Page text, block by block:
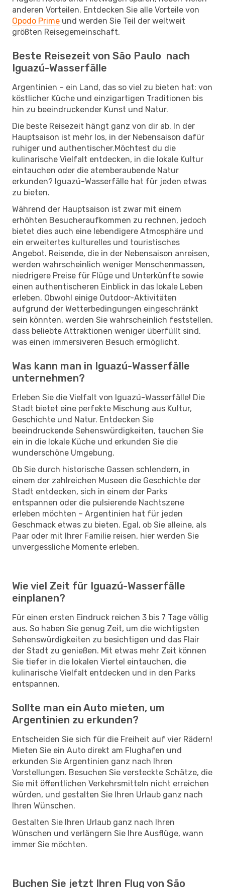
anderen Vorteilen. Entdecken Sie alle Vorteile von
Opodo Prime und werden Sie Teil der weltweit
größten Reisegemeinschaft.
Beste Reisezeit von São Paulo nach
Iguazú-Wasserfälle
Argentinien – ein Land, das so viel zu bieten hat: von
köstlicher Küche und einzigartigen Traditionen bis
hin zu beeindruckender Kunst und Natur.
Die beste Reisezeit hängt ganz von dir ab. In der
Hauptsaison ist mehr los, in der Nebensaison dafür
ruhiger und authentischer.Möchtest du die
kulinarische Vielfalt entdecken, in die lokale Kultur
eintauchen oder die atemberaubende Natur
erkunden? Iguazú-Wasserfälle hat für jeden etwas
zu bieten.
Während der Hauptsaison ist zwar mit einem
erhöhten Besucheraufkommen zu rechnen, jedoch
bietet dies auch eine lebendigere Atmosphäre und
ein erweitertes kulturelles und touristisches
Angebot. Reisende, die in der Nebensaison anreisen,
werden wahrscheinlich weniger Menschenmassen,
niedrigere Preise für Flüge und Unterkünfte sowie
einen authentischeren Einblick in das lokale Leben
erleben. Obwohl einige Outdoor-Aktivitäten
aufgrund der Wetterbedingungen eingeschränkt
sein könnten, werden Sie wahrscheinlich feststellen,
dass beliebte Attraktionen weniger überfüllt sind,
was einen immersiveren Besuch ermöglicht.
Was kann man in Iguazú-Wasserfälle
unternehmen?
Erleben Sie die Vielfalt von Iguazú-Wasserfälle! Die
Stadt bietet eine perfekte Mischung aus Kultur,
Geschichte und Natur. Entdecken Sie
beeindruckende Sehenswürdigkeiten, tauchen Sie
ein in die lokale Küche und erkunden Sie die
wunderschöne Umgebung.
Ob Sie durch historische Gassen schlendern, in
einem der zahlreichen Museen die Geschichte der
Stadt entdecken, sich in einem der Parks
entspannen oder die pulsierende Nachtszene
erleben möchten – Argentinien hat für jeden
Geschmack etwas zu bieten. Egal, ob Sie alleine, als
Paar oder mit Ihrer Familie reisen, hier werden Sie
unvergessliche Momente erleben.
Wie viel Zeit für Iguazú-Wasserfälle
einplanen?
Für einen ersten Eindruck reichen 3 bis 7 Tage völlig
aus. So haben Sie genug Zeit, um die wichtigsten
Sehenswürdigkeiten zu besichtigen und das Flair
der Stadt zu genießen. Mit etwas mehr Zeit können
Sie tiefer in die lokalen Viertel eintauchen, die
kulinarische Vielfalt entdecken und in den Parks
entspannen.
Sollte man ein Auto mieten, um
Argentinien zu erkunden?
Entscheiden Sie sich für die Freiheit auf vier Rädern!
Mieten Sie ein Auto direkt am Flughafen und
erkunden Sie Argentinien ganz nach Ihren
Vorstellungen. Besuchen Sie versteckte Schätze, die
Sie mit öffentlichen Verkehrsmitteln nicht erreichen
würden, und gestalten Sie Ihren Urlaub ganz nach
Ihren Wünschen.
Gestalten Sie Ihren Urlaub ganz nach Ihren
Wünschen und verlängern Sie Ihre Ausflüge, wann
immer Sie möchten.
Buchen Sie jetzt Ihren Flug von São